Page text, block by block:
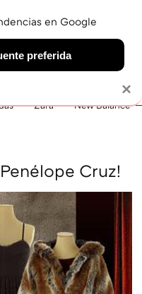
GASTRO SNEAKERS
Zara New Balance
Cruz!
×
en Google
preferida